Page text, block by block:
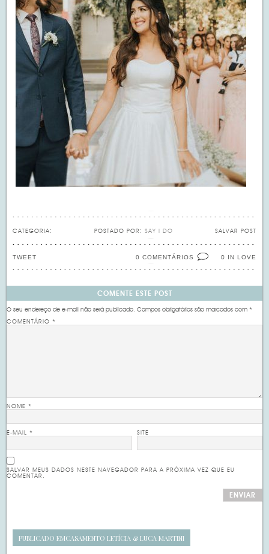
CATEGORIA: SALVAR POST
POSTADO POR: SAY I DO
0 IN LOVE
0 COMENTÁRIOS
TWEET
COMENTE ESTE POST
O seu endereço de e-mail não será publicado. Campos obrigatórios são marcados com*
COMENTÁRIO*
NOME*
E-MAIL* SITE
SALVAR MEUS DADOS NESTE NAVEGADOR PARA A PRÓXIMA VEZ QUE EU
COMENTAR.
PUBLICADO EMCASAMENTO LETÍCIA & LUCA MARTINI